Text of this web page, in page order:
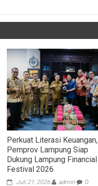
Perkuat Literasi Keuangan,
Pemprov Lampung Siap
Dukung Lampung Financial
Festival 2026
Juli 21, 2026 admin 0